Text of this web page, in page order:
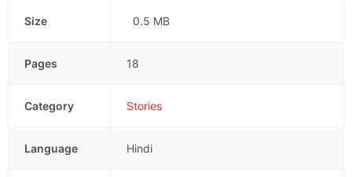
Size 0.5 MB
Pages 18
Category Stories
Language Hindi